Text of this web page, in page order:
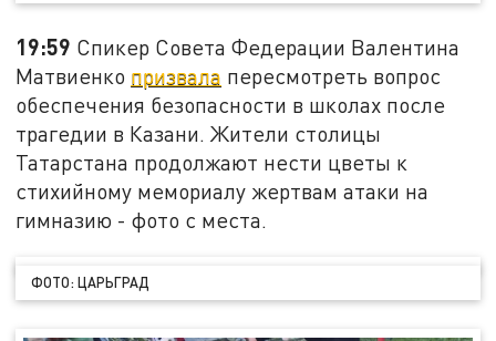
19:59 Спикер Совета Федерации Валентина
Матвиенко призвала пересмотреть вопрос
обеспечения безопасности в школах после
трагедии в Казани. Жители столицы
Татарстана продолжают нести цветы к
стихийному мемориалу жертвам атаки на
гимназию - фото с места.
ФОТО: ЦАРЬГРАД